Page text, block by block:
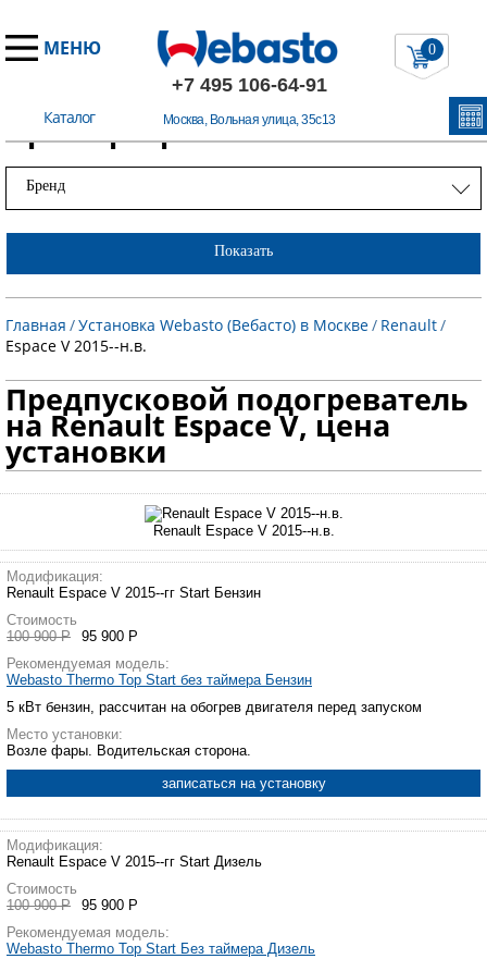
МЕНЮ
+7 495 106-64-91
Москва, Вольная улица, 35с13
Каталог
0
Примеры работ
Бренд
Показать
Главная /Установка Webasto (Вебасто) в Москве/ Renault/
Espace V 2015--н.в.
Предпусковой подогреватель
на Renault Espace V, цена
установки
Renault Espace V 2015--н.в.
Модификация:
Renault Espace V 2015--гг Start Бензин
Стоимость
100 900 Р
95 900 Р
Рекомендуемая модель:
Webasto Thermo Top Start без таймера Бензин
5 кВт бензин, рассчитан на обогрев двигателя перед запуском
Место установки:
Возле фары. Водительская сторона.
записаться на установку
Модификация:
Renault Espace V 2015--гг Start Дизель
Стоимость
100 900 Р
95 900 Р
Рекомендуемая модель:
Webasto Thermo Top Start Без таймера Дизель